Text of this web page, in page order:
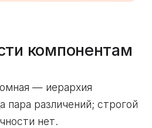
компонентам
— иерархия
пара различений; строгой
нет.